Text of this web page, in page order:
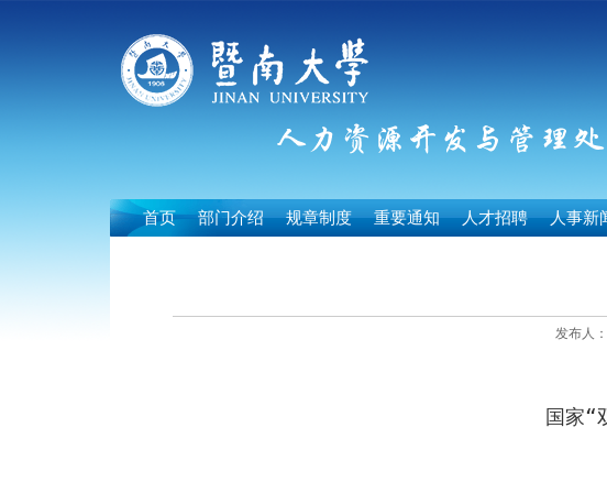
首页 部门介绍 规章制度 重要通知 人才招聘 人事新
发布人
国家“